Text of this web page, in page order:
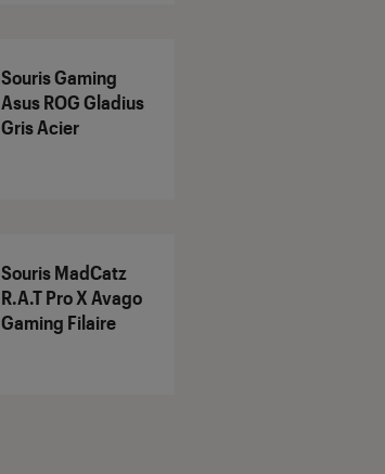
Souris Gaming
Asus ROG Gladius
Gris Acier
Souris MadCatz
R.A.T Pro X Avago
Gaming Filaire